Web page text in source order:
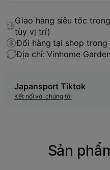
Giao hàng siêu tốc
tùy vị trí)
Đổi hàng tại shop trong
Địa chỉ: Vinhome
Japansport Tiktok
Kết nối với chúng tôi
Sản